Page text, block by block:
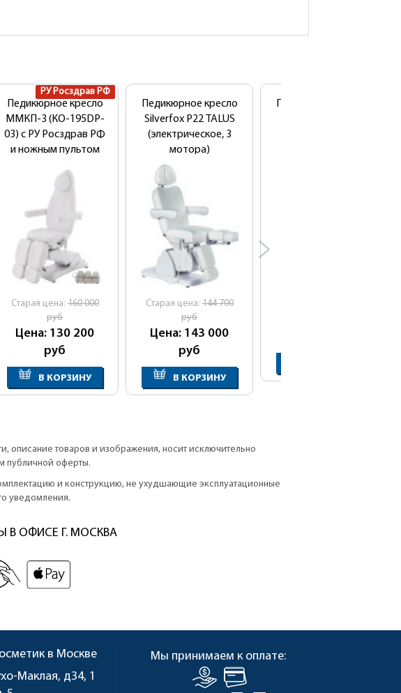
РУ Росздрав РФ
Педикюрное кресло
ММКП-3 (КО-195DP-
03) с РУ Росздрав РФ
и ножным пультом
Cтарая цена:160 000
руб
Цена: 130 200
руб
В КОРЗИНУ
Педикюрное кресло
Silverfox Р22 TALUS
(электрическое, 3
мотора)
Cтарая цена:144 700
руб
Цена: 143 000
руб
В КОРЗИНУ
описание товаров и изображения, носит исключительно
публичной оферты.
и конструкцию, не ухудшающие эксплуатационные
уведомления.
В ОФИСЕ Г. МОСКВА
в Москве
Маклая, д34, 1
Мы принимаем к оплате: